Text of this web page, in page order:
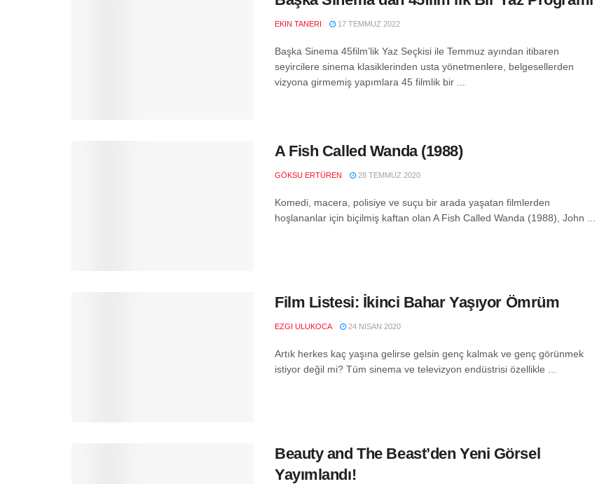
EKIN TANERI 17 TEMMUZ 2022
Başka Sinema 45film’lik Yaz Seçkisi ile Temmuz ayından itibaren
seyircilere sinema klasiklerinden usta yönetmenlere, belgesellerden
vizyona girmemiş yapımlara 45 filmlik bir ...
A Fish Called Wanda (1988)
GÖKSU ERTÜREN 28 TEMMUZ 2020
Komedi, macera, polisiye ve suçu bir arada yaşatan filmlerden
hoşlananlar için biçilmiş kaftan olan A Fish Called Wanda (1988), John ...
Film Listesi: İkinci Bahar Yaşıyor Ömrüm
EZGI ULUKOCA 24 NISAN 2020
Artık herkes kaç yaşına gelirse gelsin genç kalmak ve genç görünmek
istiyor değil mi? Tüm sinema ve televizyon endüstrisi özellikle ...
Beauty and The Beast’den Yeni Görsel
Yayımlandı!